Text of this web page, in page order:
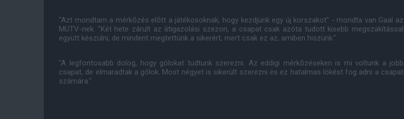
"Azt mondtam a mérkõzés elõtt a játékosoknak, hogy kezdjünk egy új korszakot" - mondta van Gaal az
MUTV-nek. "Két hete zárult az átigazolási szezon, a csapat csak azóta tudott kisebb megszakítással
együtt készülni, de mindent megtettünk a sikerért, mert csak ez az, amiben hiszünk."
"A legfontosabb dolog, hogy gólokat tudtunk szerezni. Az eddigi mérkõzéseken is mi voltunk a jobb
csapat, de elmaradtak a gólok. Most négyet is sikerült szerezni és ez hatalmas lökést fog adni a csapat
számára."